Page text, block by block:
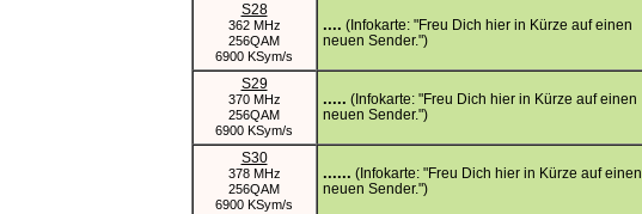
S28
362 MHz
256QAM
6900 KSym/s
.... (Infokarte: "Freu Dich hier in Kürze auf einen
neuen Sender.")
S29
370 MHz
256QAM
6900 KSym/s
..... (Infokarte: "Freu Dich hier in Kürze auf einen
neuen Sender.")
S30
378 MHz
256QAM
6900 KSym/s
...... (Infokarte: "Freu Dich hier in Kürze auf einen
neuen Sender.")